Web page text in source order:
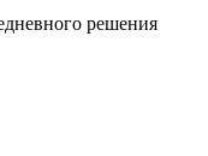
решения